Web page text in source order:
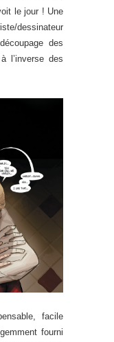
le jour ! Une
dessinateur
des
l’inverse des
facile
fourni